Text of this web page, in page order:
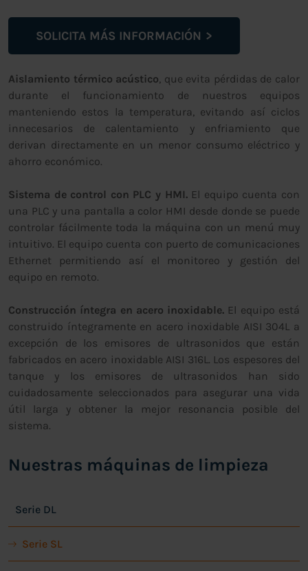
SOLICITA MÁS INFORMACIÓN
Aislamiento térmico acústico, que evita pérdidas de calor
durante el funcionamiento de nuestros equipos
manteniendo estos la temperatura, evitando así ciclos
innecesarios de calentamiento y enfriamiento que
derivan directamente en un menor consumo eléctrico y
ahorro económico.
Sistema de control con PLC y HMI. El equipo cuenta con
una PLC y una pantalla a color HMI desde donde se puede
controlar fácilmente toda la máquina con un menú muy
intuitivo. El equipo cuenta con puerto de comunicaciones
Ethernet permitiendo así el monitoreo y gestión del
equipo en remoto.
Construcción íntegra en acero inoxidable. El equipo está
construido íntegramente en acero inoxidable AISI 304L a
excepción de los emisores de ultrasonidos que están
fabricados en acero inoxidable AISI 316L. Los espesores del
tanque y los emisores de ultrasonidos han sido
cuidadosamente seleccionados para asegurar una vida
útil larga y obtener la mejor resonancia posible del
sistema.
Nuestras máquinas de limpieza
Serie DL
Serie SL